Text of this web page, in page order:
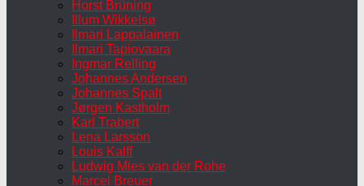
Horst Brüning
Illum Wikkelsø
Ilmari Lappalainen
Ilmari Tapiovaara
Ingmar Relling
Johannes Andersen
Johannes Spalt
Jørgen Kastholm
Karl Trabert
Lena Larsson
Louis Kalff
Ludwig Mies van der Rohe
Marcel Breuer